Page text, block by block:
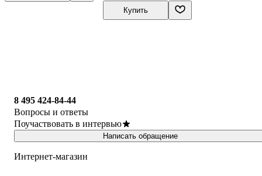
Купить
8 495 424-84-44
Вопросы и ответы
Поучаствовать в интервью
Написать обращение
Интернет-магазин